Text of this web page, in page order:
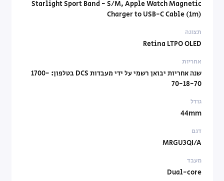
Starlight Sport Band - S/M, Apple Watch Magnetic
Charger to USB-C Cable (1m)
תצוגה
Retina LTPO OLED
אחריות
שנה אחריות יבואן רשמי על ידי מעבדות DCS בטלפון: 1700-
70-18-70
גודל
44mm
דגם
MRGU3QI/A
מעבד
Dual-core